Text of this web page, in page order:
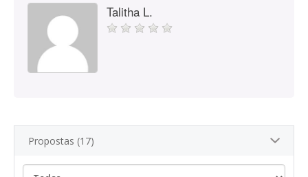
Talitha L.
Propostas (17)